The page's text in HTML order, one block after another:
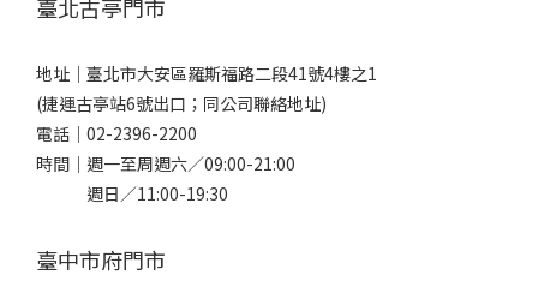
臺北古亭門市
地址｜ 臺北市大安區羅斯福路二段41號4樓之1
(捷運古亭站6號出口；同公司聯絡地址)
電話｜ 02-2396-2200
時間｜週一至周週六／09:00-21:00
週日／11:00-19:30
臺中市府門市